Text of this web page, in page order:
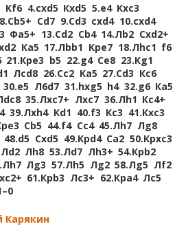
Кf6 4.cxd5 Кxd5 5.e4 Кxc3
8.Сb5+ Сd7 9.Сd3 cxd4 10.cxd4
Фa5+ 13.Сd2 Сb4 14.Лb2 Сxd2+
Кa5 17.Лbb1 Крe7 18.Лhc1 f6
21.Крe3 b5 22.g4 Сe8 23.Кg1
Лcd8 26.Сc2 Кa5 27.Сd3 Кc6
30.e5 Л6d7 31.hxg5 h4 32.g6 Кa5
35.Лxc7+ Лxc7 36.Лh1 Кc4+
39.Лxh4 Кd1 40.f3 Кc3 41.Кxc3
Сb5 44.f4 Сc4 45.Лh7 Лg8
48.d5 Сxd5 49.Крd4 Сa2 50.Крxc3
Лd2 Лh8 53.Лd7 Лh3+ 54.Крb2
Лh7 Лg3 57.Лh5 Лg2 58.Лg5 Лf2
61.Крb3 Лc3+ 62.Крa4 Лc5
Карякин